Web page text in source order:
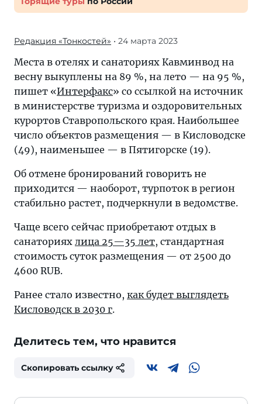
Редакция «Тонкостей» • 24 марта 2023
Места в отелях и санаториях Кавминвод на
весну выкуплены на 89 %, на лето — на 95 %,
пишет «Интерфакс» со ссылкой на источник
в министерстве туризма и оздоровительных
курортов Ставропольского края. Наибольшее
число объектов размещения — в Кисловодске
(49), наименьшее — в Пятигорске (19).
Об отмене бронирований говорить не
приходится — наоборот, турпоток в регион
стабильно растет, подчеркнули в ведомстве.
Чаще всего сейчас приобретают отдых в
санаториях лица 25—35 лет, стандартная
стоимость суток размещения — от 2500 до
4600 RUB.
Ранее стало известно, как будет выглядеть
Кисловодск в 2030 г.
Делитесь тем, что нравится
Скопировать ссылку